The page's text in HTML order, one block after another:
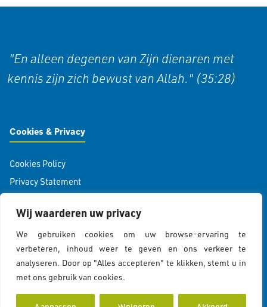
Wij waarderen uw privacy
We gebruiken cookies om uw browse-ervaring te
verbeteren, inhoud weer te geven en ons verkeer te
analyseren. Door op "Alles accepteren" te klikken, stemt u in
met ons gebruik van cookies.
"En alleen degenen van Zijn dienaren met
kennis zijn zich bewust van Allah." (35:28)
Cookies & Privacy
Cookies Policy
Privacy Statement
Contactgegevens
Koddeweg 43
3194 DH Hoogvliet Rotterdam
info@islamcolor.nl
KVK 73215414